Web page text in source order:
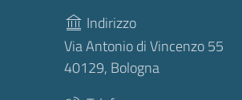
Indirizzo
Via Antonio di Vincenzo 55
40129, Bologna